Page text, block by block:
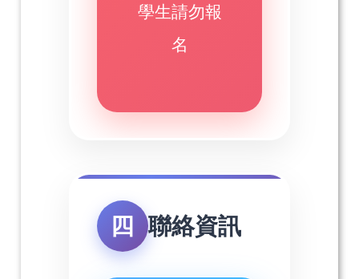
學生請勿報
名
四 聯絡資訊